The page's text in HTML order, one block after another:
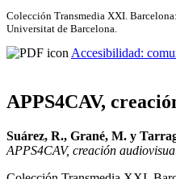
Colección Transmedia XXI.
Universitat de Barcelona.
Accesibilidad:
APPS4CAV,
Suárez, R., Grané, M. y
APPS4CAV, creación